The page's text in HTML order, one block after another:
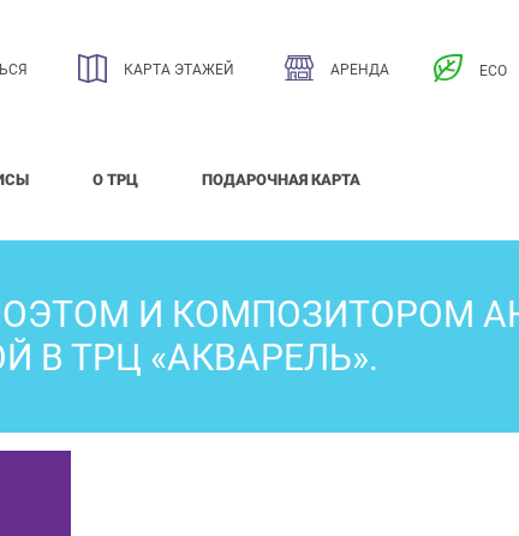
КАРТА ЭТАЖЕЙ АРЕНДА ECO
О ТРЦ ПОДАРОЧНАЯ КАРТА
И КОМПОЗИТОРОМ
В ТРЦ «АКВАРЕЛЬ».